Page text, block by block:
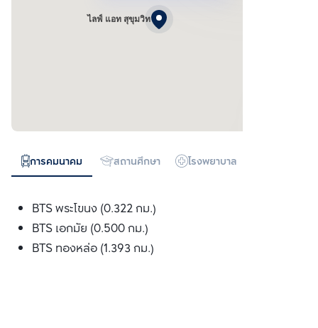
ไลฟ์ แอท สุขุมวิท
การคมนาคม สถานศึกษา โรงพยาบาล
BTS พระโขนง (0.322 กม.)
BTS เอกมัย (0.500 กม.)
BTS ทองหล่อ (1.393 กม.)